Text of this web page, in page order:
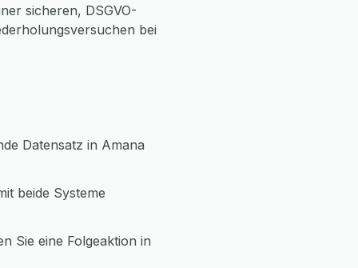
sicheren, DSGVO-
bei
Datensatz in Amana
beide Systeme
Sie eine Folgeaktion in